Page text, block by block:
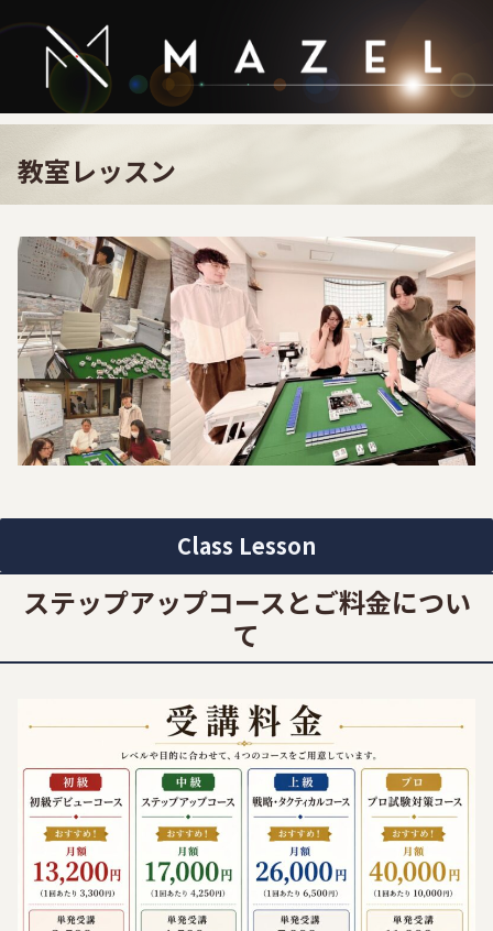
教室レッスン
Class Lesson
ステップアップコースとご料金につい
て